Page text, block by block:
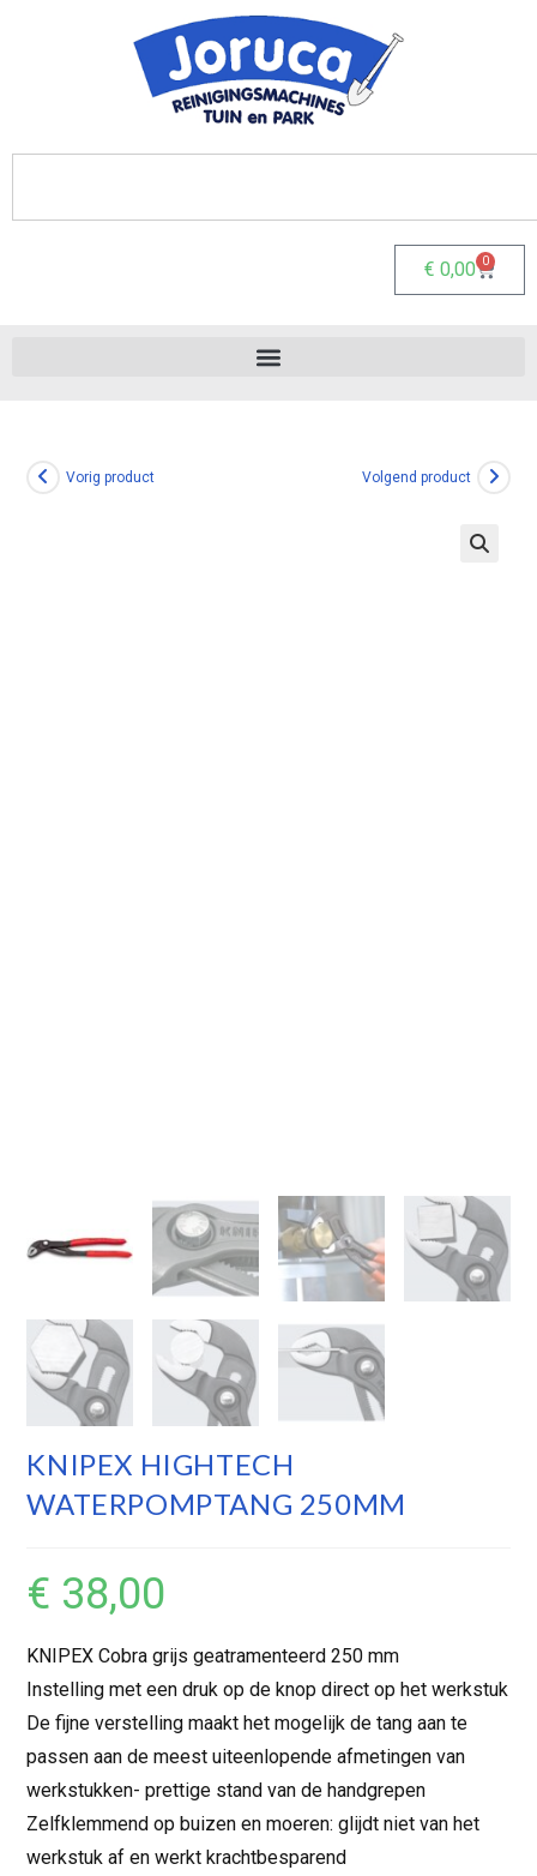
€ 0,00 0
Vorig product Volgend product
KNIPEX HIGHTECH
WATERPOMPTANG 250MM
€ 38,00
KNIPEX Cobra grijs geatramenteerd 250 mm
Instelling met een druk op de knop direct op het werkstuk
De fijne verstelling maakt het mogelijk de tang aan te
passen aan de meest uiteenlopende afmetingen van
werkstukken- prettige stand van de handgrepen
Zelfklemmend op buizen en moeren: glijdt niet van het
werkstuk af en werkt krachtbesparend